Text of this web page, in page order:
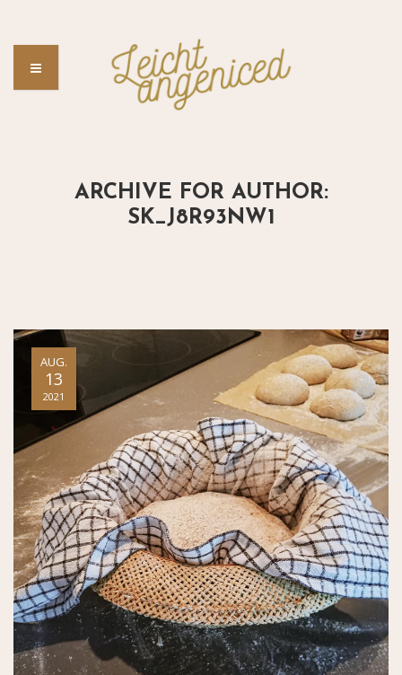
ARCHIVE FOR AUTHOR:
SK_J8R93NW1
AUG.
13
2021